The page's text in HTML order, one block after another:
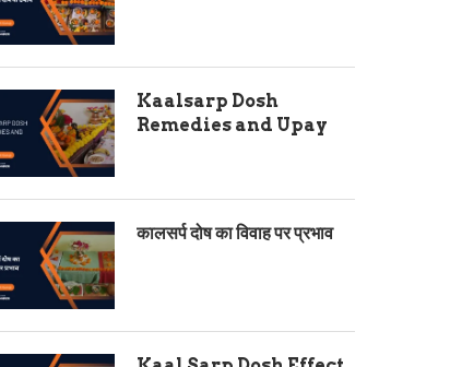
Kaalsarp Dosh
Remedies and Upay
कालसर्प दोष का विवाह पर प्रभाव